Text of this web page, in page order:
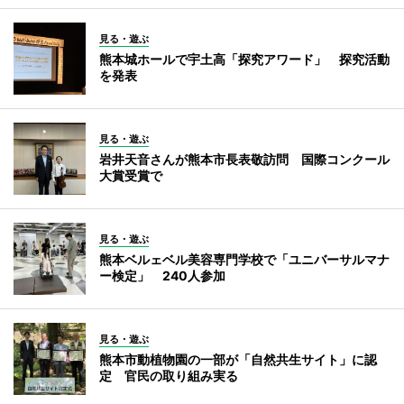
見る・遊ぶ
熊本城ホールで宇土高「探究アワード」 探究活動
を発表
見る・遊ぶ
岩井天音さんが熊本市長表敬訪問 国際コンクール
大賞受賞で
見る・遊ぶ
熊本ベルェベル美容専門学校で「ユニバーサルマナ
ー検定」 240人参加
見る・遊ぶ
熊本市動植物園の一部が「自然共生サイト」に認
定 官民の取り組み実る